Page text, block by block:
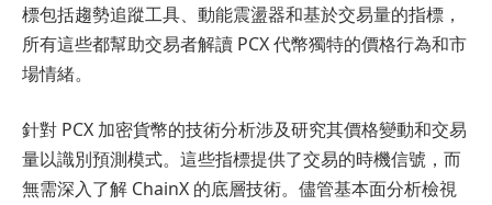
標包括趨勢追蹤工具、動能震盪器和基於交易量的指標，
所有這些都幫助交易者解讀 PCX 代幣獨特的價格行為和市
場情緒。
針對 PCX 加密貨幣的技術分析涉及研究其價格變動和交易
量以識別預測模式。這些指標提供了交易的時機信號，而
無需深入了解 ChainX 的底層技術。儘管基本面分析檢視